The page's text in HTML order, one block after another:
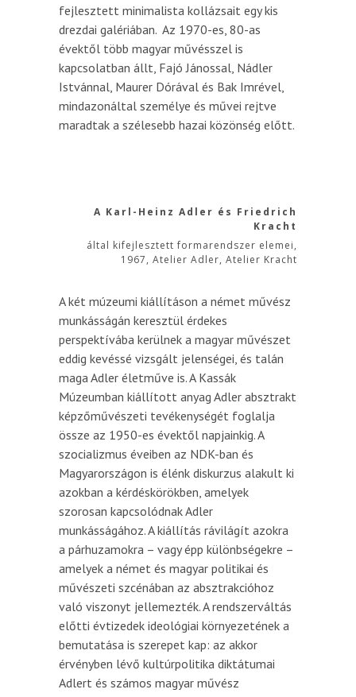
fejlesztett minimalista kollázsait egy kis
drezdai galériában. Az 1970-es, 80-as
évektől több magyar művésszel is
kapcsolatban állt, Fajó Jánossal, Nádler
Istvánnal, Maurer Dórával és Bak Imrével,
mindazonáltal személye és művei rejtve
maradtak a szélesebb hazai közönség előtt.
A Karl-Heinz Adler és Friedrich
Kracht
által kifejlesztett formarendszer elemei,
1967, Atelier Adler, Atelier Kracht
A két múzeumi kiállításon a német művész
munkásságán keresztül érdekes
perspektívába kerülnek a magyar művészet
eddig kevéssé vizsgált jelenségei, és talán
maga Adler életműve is. A Kassák
Múzeumban kiállított anyag Adler absztrakt
képzőművészeti tevékenységét foglalja
össze az 1950-es évektől napjainkig. A
szocializmus éveiben az NDK-ban és
Magyarországon is élénk diskurzus alakult ki
azokban a kérdéskörökben, amelyek
szorosan kapcsolódnak Adler
munkásságához. A kiállítás rávilágít azokra
a párhuzamokra – vagy épp különbségekre –
amelyek a német és magyar politikai és
művészeti szcénában az absztrakcióhoz
való viszonyt jellemezték. A rendszerváltás
előtti évtizedek ideológiai környezetének a
bemutatása is szerepet kap: az akkor
érvényben lévő kultúrpolitika diktátumai
Adlert és számos magyar művész